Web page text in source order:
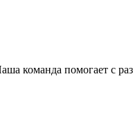
команда помогает с